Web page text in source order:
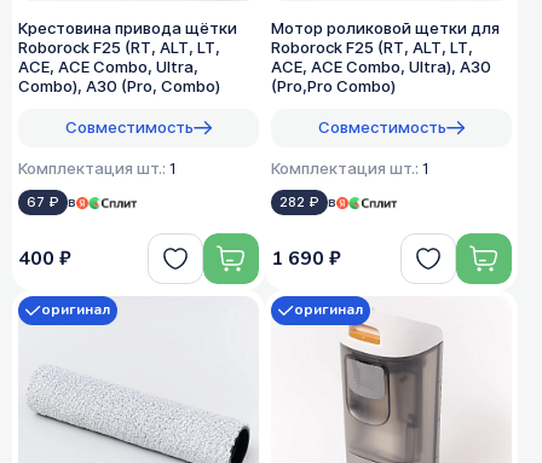
Крестовина привода щётки
Roborock F25 (RT, ALT, LT,
ACE, ACE Combo, Ultra,
Combo), A30 (Pro, Combo)
Совместимость
Комплектация шт.: 1
67 ₽ в
400 ₽
Мотор роликовой щетки для
Roborock F25 (RT, ALT, LT,
ACE, ACE Combo, Ultra), A30
(Pro,Pro Combo)
Совместимость
Комплектация шт.: 1
282 ₽ в
1 690 ₽
оригинал оригинал